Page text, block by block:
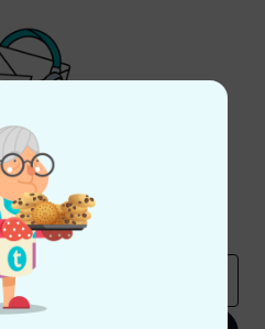
Newsletter
und gewinne mit
über jeweils
Deals